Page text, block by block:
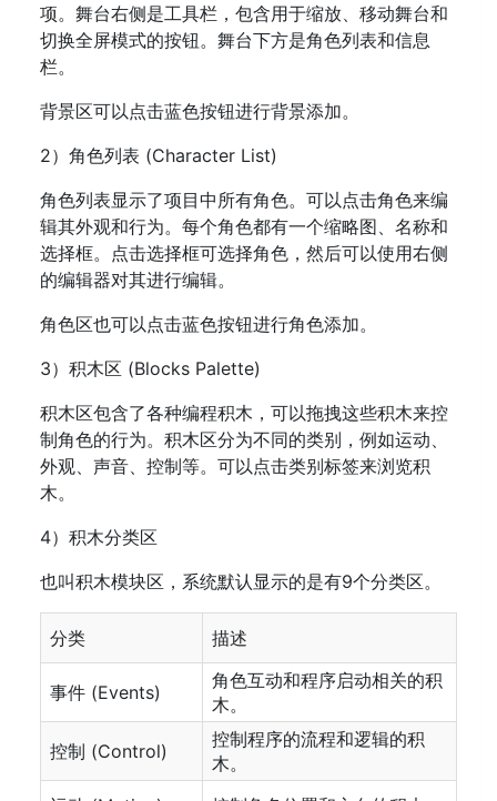
项。舞台右侧是工具栏，包含用于缩放、移动舞台和
切换全屏模式的按钮。舞台下方是角色列表和信息
栏。
背景区可以点击蓝色按钮进行背景添加。
2）角色列表 (Character List)
角色列表显示了项目中所有角色。可以点击角色来编
辑其外观和行为。每个角色都有一个缩略图、名称和
选择框。点击选择框可选择角色，然后可以使用右侧
的编辑器对其进行编辑。
角色区也可以点击蓝色按钮进行角色添加。
3）积木区 (Blocks Palette)
积木区包含了各种编程积木，可以拖拽这些积木来控
制角色的行为。积木区分为不同的类别，例如运动、
外观、声音、控制等。可以点击类别标签来浏览积
木。
4）积木分类区
也叫积木模块区，系统默认显示的是有9个分类区。
分类 描述
事件 (Events)
角色互动和程序启动相关的积
木。
控制 (Control)
控制程序的流程和逻辑的积
木。